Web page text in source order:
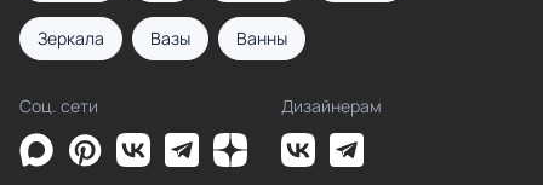
Зеркала Вазы Ванны
Соц. сети Дизайнерам